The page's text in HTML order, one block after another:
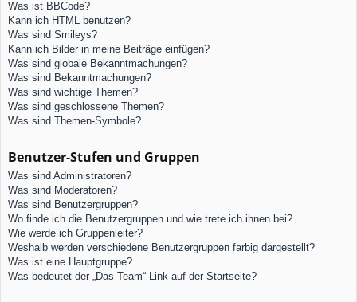
Was ist BBCode?
Kann ich HTML benutzen?
Was sind Smileys?
Kann ich Bilder in meine Beiträge einfügen?
Was sind globale Bekanntmachungen?
Was sind Bekanntmachungen?
Was sind wichtige Themen?
Was sind geschlossene Themen?
Was sind Themen-Symbole?
Benutzer-Stufen und Gruppen
Was sind Administratoren?
Was sind Moderatoren?
Was sind Benutzergruppen?
Wo finde ich die Benutzergruppen und wie trete ich ihnen bei?
Wie werde ich Gruppenleiter?
Weshalb werden verschiedene Benutzergruppen farbig dargestellt?
Was ist eine Hauptgruppe?
Was bedeutet der „Das Team“-Link auf der Startseite?